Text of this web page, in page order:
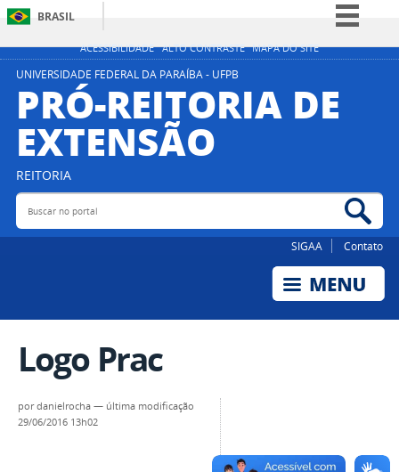
ACESSIBILIDADE ALTO CONTRASTE MAPA DO SITE
BRASIL
Simplifique!
Participe
UNIVERSIDADE FEDERAL DA PARAÍBA - UFPB
PRÓ-REITORIA DE
EXTENSÃO
REITORIA
Buscar no portal
SIGAA Contato
Logo Prac
pordanielrocha — última modificação
29/06/2016 13h02